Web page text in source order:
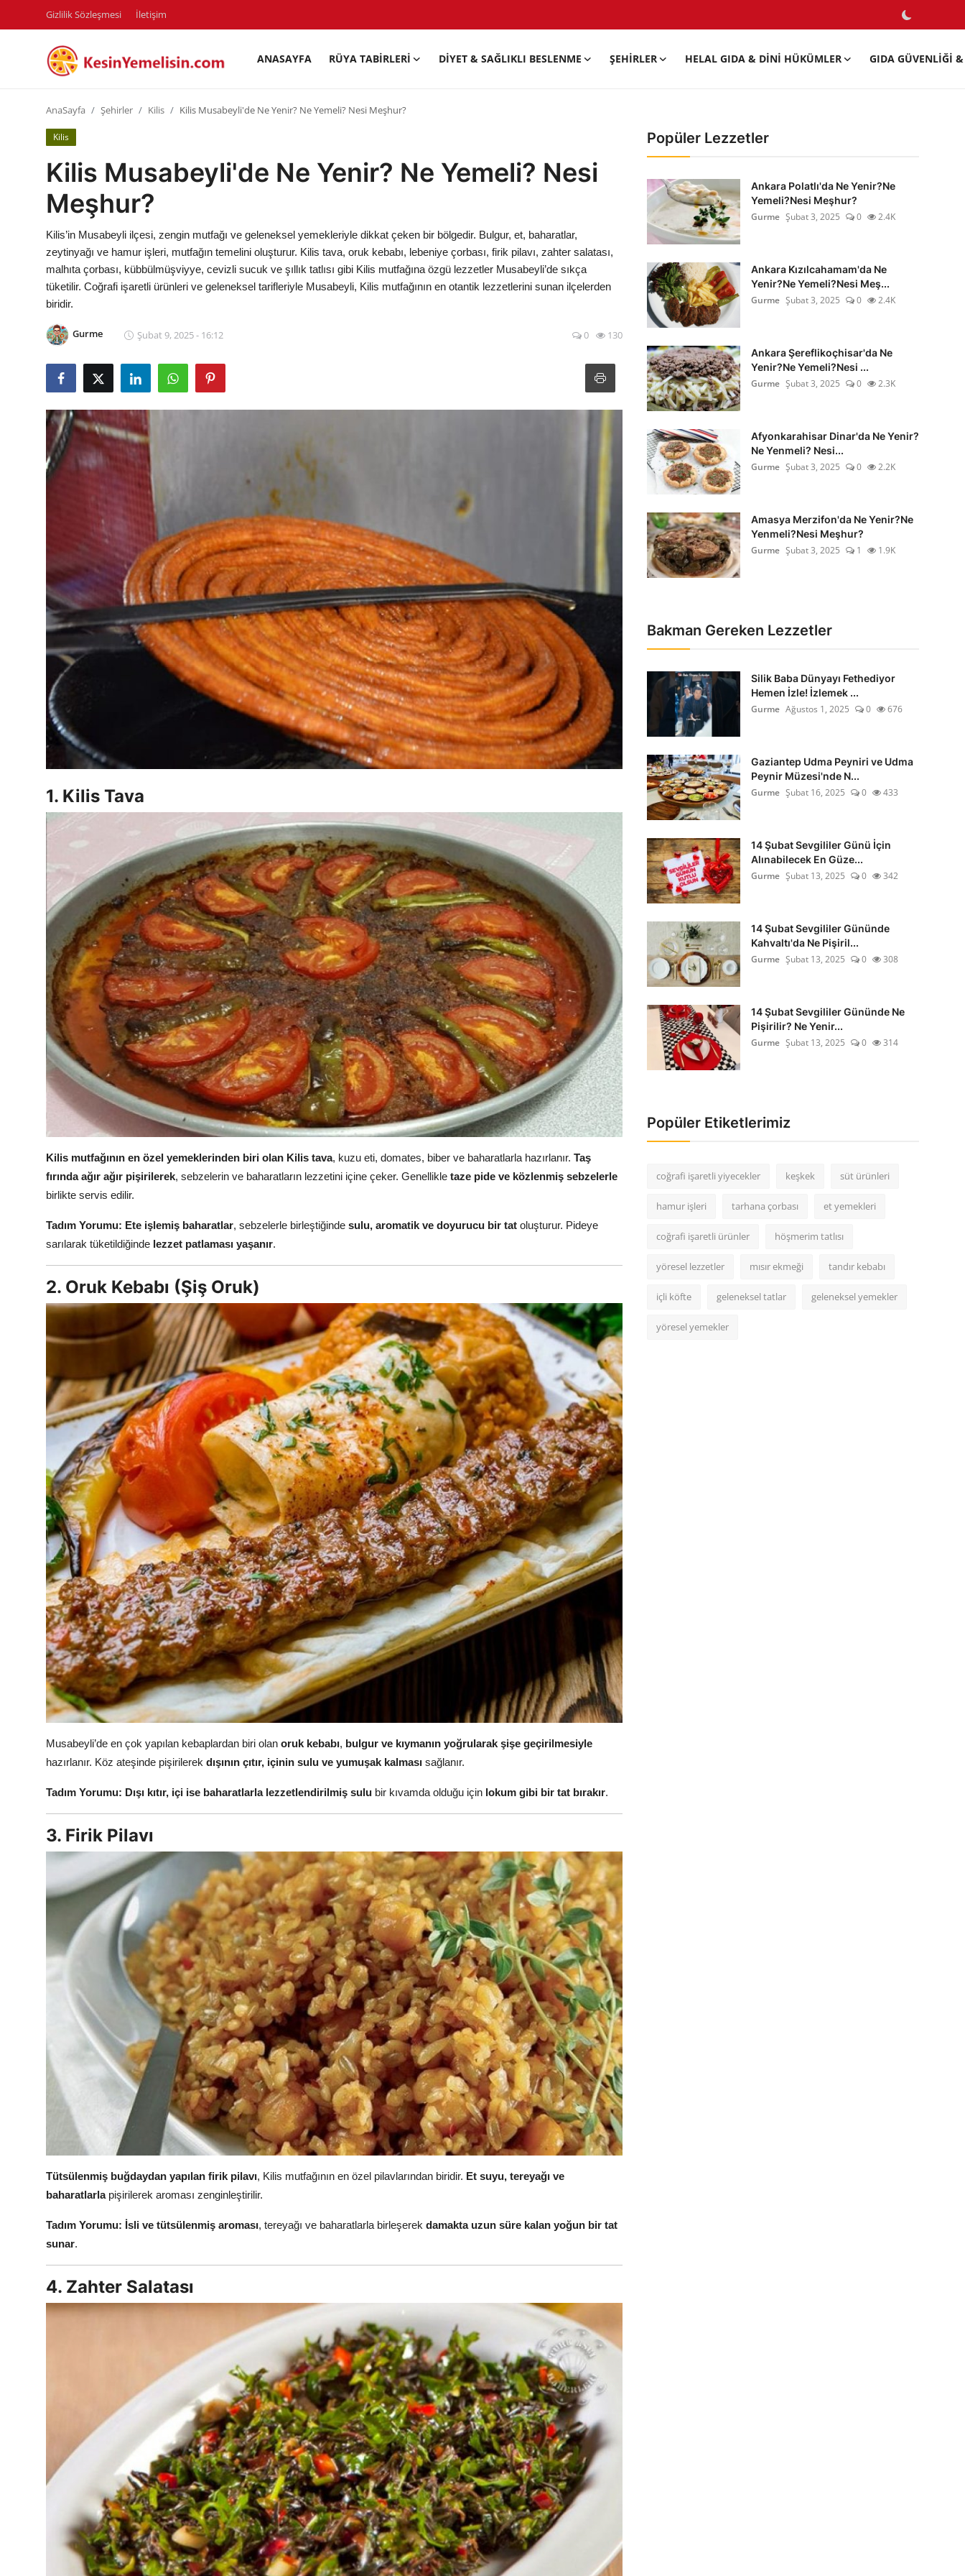
Gizlilik Sözleşmesi İletişim
ANASAYFA RÜYA TABIRLERI DIYET & SAĞLIKLI BESLENME ŞEHIRLER HELAL GIDA & DINI HÜKÜMLER GIDA GÜVENLIĞI
Diyet & Sağlıklı Beslenme
Şehirler
Helal Gıda & Dini Hükümler
Kalori & Diyet Rehberi
Mutfak Püf Noktaları & İpuçları
Mekan & Lezzet Rotaları
Temel Gıda ve Ürün Rehberleri
İçecek Kültürü & Barista
Yöresel Tarifler & Ev Yemekleri
Gıda Güvenliği & Sağlık
İçecek Kültürü & Rehberleri
Popüler Kültür & Mutfak Tarihi
Mutfak Temizliği & Pratik Bilgiler
Anne & Bebek Beslenmesi
Mutfak Sırları & Teknikler
Gıda Sözlüğü & Nedir?
Yemek Tarifleri & Menüler
AnaSayfa Şehirler Kilis Kilis Musabeyli'de Ne Yenir? Ne Yemeli? Nesi Meşhur?
Kilis
Kilis Musabeyli'de Ne Yenir? Ne Yemeli? Nesi
Meşhur?
Kilis’in Musabeyli ilçesi, zengin mutfağı ve geleneksel yemekleriyle dikkat çeken bir bölgedir. Bulgur, et, baharatlar,
zeytinyağı ve hamur işleri, mutfağın temelini oluşturur. Kilis tava, oruk kebabı, lebeniye çorbası, firik pilavı, zahter salatası,
malhıta çorbası, kübbülmüşviyye, cevizli sucuk ve şıllık tatlısı gibi Kilis mutfağına özgü lezzetler Musabeyli’de sıkça
tüketilir. Coğrafi işaretli ürünleri ve geleneksel tarifleriyle Musabeyli, Kilis mutfağının en otantik lezzetlerini sunan ilçelerden
biridir.
Gurme Şubat 9, 2025 - 16:12 0 130
1. Kilis Tava
Kilis mutfağının en özel yemeklerinden biri olan Kilis tava, kuzu eti, domates, biber ve baharatlarla hazırlanır. Taş
fırında ağır ağır pişirilerek, sebzelerin ve baharatların lezzetini içine çeker. Genellikle taze pide ve közlenmiş sebzelerle
birlikte servis edilir.
Tadım Yorumu: Ete işlemiş baharatlar, sebzelerle birleştiğinde sulu, aromatik ve doyurucu bir tat oluşturur. Pideye
sarılarak tüketildiğinde lezzet patlaması yaşanır.
2. Oruk Kebabı (Şiş Oruk)
Musabeyli’de en çok yapılan kebaplardan biri olan oruk kebabı, bulgur ve kıymanın yoğrularak şişe geçirilmesiyle
hazırlanır. Köz ateşinde pişirilerek dışının çıtır, içinin sulu ve yumuşak kalması sağlanır.
Tadım Yorumu: Dışı kıtır, içi ise baharatlarla lezzetlendirilmiş sulu bir kıvamda olduğu için lokum gibi bir tat bırakır.
3. Firik Pilavı
Tütsülenmiş buğdaydan yapılan firik pilavı, Kilis mutfağının en özel pilavlarından biridir. Et suyu, tereyağı ve
baharatlarlapişirilerek aroması zenginleştirilir.
Tadım Yorumu: İsli ve tütsülenmiş aroması, tereyağı ve baharatlarla birleşerek damakta uzun süre kalan yoğun bir tat
sunar.
4. Zahter Salatası
Popüler Lezzetler
Ankara Polatlı'da Ne Yenir?Ne
Yemeli?Nesi Meşhur?
Gurme Şubat 3, 2025 0 2.4K
Ankara Kızılcahamam'da Ne
Yenir?Ne Yemeli?Nesi Meş...
Gurme Şubat 3, 2025 0 2.4K
Ankara Şereflikoçhisar'da Ne
Yenir?Ne Yemeli?Nesi ...
Gurme Şubat 3, 2025 0 2.3K
Afyonkarahisar Dinar'da Ne Yenir?
Ne Yenmeli? Nesi...
Gurme Şubat 3, 2025 0 2.2K
Amasya Merzifon'da Ne Yenir?Ne
Yenmeli?Nesi Meşhur?
Gurme Şubat 3, 2025 1 1.9K
Bakman Gereken Lezzetler
Silik Baba Dünyayı Fethediyor
Hemen İzle! İzlemek ...
Gurme Ağustos 1, 2025 0 676
Gaziantep Udma Peyniri ve Udma
Peynir Müzesi'nde N...
Gurme Şubat 16, 2025 0 433
14 Şubat Sevgililer Günü İçin
Alınabilecek En Güze...
Gurme Şubat 13, 2025 0 342
14 Şubat Sevgililer Gününde
Kahvaltı'da Ne Pişiril...
Gurme Şubat 13, 2025 0 308
14 Şubat Sevgililer Gününde Ne
Pişirilir? Ne Yenir...
Gurme Şubat 13, 2025 0 314
Popüler Etiketlerimiz
coğrafi işaretli yiyecekler keşkek süt ürünleri
hamur işleri tarhana çorbası et yemekleri
coğrafi işaretli ürünler höşmerim tatlısı
yöresel lezzetler mısır ekmeği tandır kebabı
içli köfte geleneksel tatlar geleneksel yemekler
yöresel yemekler